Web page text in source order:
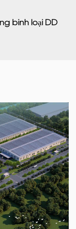
bình loại DD